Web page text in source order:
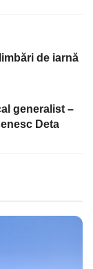
de iarnă
generalist –
Deta